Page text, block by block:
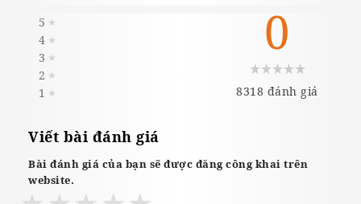
5 ★
4 ★
3 ★
2 ★
1 ★
0
8318 đánh giá
Viết bài đánh giá
Bài đánh giá của bạn sẽ được đăng công khai trên
website.